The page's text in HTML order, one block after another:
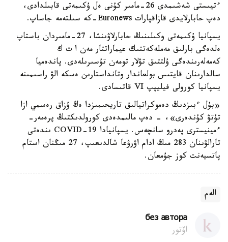
ءتيىستى شەشىمدى 26-مامىر كۇنى ەل ۇكىمەتى قابىلدادى،
دەپ حابارلايدى قازاقپارات Euronews-كە سىلتەمە جاساپ.
يسپانيا ۇكىمەتى وكىلىنىڭ حابارلاۋىنشا، 27-مامىردان باستاپ
ەلدەگى بارلىق مەملەكەتتىك عيماراتتار مەن ا ت ك
كەمەلەرىندەگى ۇلتتىق تۋلار تومەن تۇسىرىلەدى. پاندەميا
سالدارىنان قايتىس بولعاندار وتانداستارىن ەسكە الۋ راسىمىنە
يسپانيا كورولى فيليپپ VI قاتىسادى.
«بۇل ءبىزدىڭ دەموكراتيالىق تاريحىمىزدا ەڭ ۇزاق رەسمي ازا
تۇتۋ كۇندەرى»، - دەپ مالىمدەدى كورولدىكتىڭ پرەمەر-
ءمينيسترى پەدرو سانچەس. يسپانيادا COVID-19 ىندەتى
تارالۋىنان 283 مىڭ ادام اۋرۋعا شالدىعىپ، 27 مىڭنان استام
پاتسيەنت كوز جۇمعان.
الەم
без автора
اۆتور